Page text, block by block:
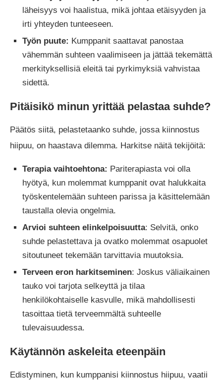
läheisyys voi haalistua, mikä johtaa etäisyyden ja
irti yhteyden tunteeseen.
Työn puute: Kumppanit saattavat panostaa
vähemmän suhteen vaalimiseen ja jättää tekemättä
merkityksellisiä eleitä tai pyrkimyksiä vahvistaa
sidettä.
Pitäisikö minun yrittää pelastaa suhde?
Päätös siitä, pelastetaanko suhde, jossa kiinnostus
hiipuu, on haastava dilemma. Harkitse näitä tekijöitä:
Terapia vaihtoehtona: Pariterapiasta voi olla
hyötyä, kun molemmat kumppanit ovat halukkaita
työskentelemään suhteen parissa ja käsittelemään
taustalla olevia ongelmia.
Arvioi suhteen elinkelpoisuutta: Selvitä, onko
suhde pelastettava ja ovatko molemmat osapuolet
sitoutuneet tekemään tarvittavia muutoksia.
Terveen eron harkitseminen: Joskus väliaikainen
tauko voi tarjota selkeyttä ja tilaa
henkilökohtaiselle kasvulle, mikä mahdollisesti
tasoittaa tietä terveemmältä suhteelle
tulevaisuudessa.
Käytännön askeleita eteenpäin
Edistyminen, kun kumppanisi kiinnostus hiipuu, vaatii